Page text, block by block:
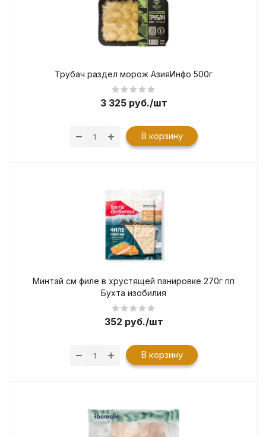
Трубач раздел морож АзияИнфо 500г
3 325руб./шт
В корзину
Минтай см филе в хрустящей панировке 270г пп
Бухта изобилия
352 руб./шт
В корзину